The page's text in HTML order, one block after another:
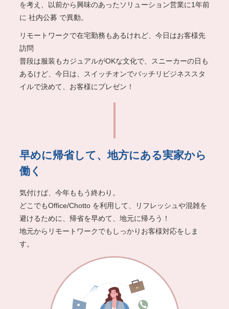
を考え、
以前から興味のあったソリューション営業に1年前
に 社内公募 で異動。
リモートワークで在宅勤務もあるけれど、今⽇はお客様先
訪問
普段は服装もカジュアルがOKな⽂化で、スニーカーの⽇も
あるけど、 今⽇は、スイッチオンでバッチリビジネススタ
イルで決めて、お客様にプレゼン！
早めに帰省して、地⽅にある実家から
働く
気付けば、今年ももう終わり。
どこでもOffice/Chottoを利⽤して、リフレッシュや混雑を
避けるために、 帰省を早めて、地元に帰ろう！
地元からリモートワークでもしっかりお客様対応をしま
す。